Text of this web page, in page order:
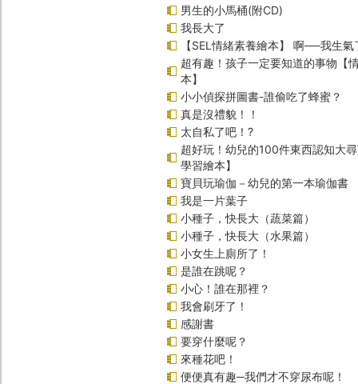
男生的小馬桶(附CD)
我長大了
【SEL情緒素養繪本】 啊──我生
超有趣！孩子一定要知道的事物【
本】
小小偵探拼圖書-誰偷吃了蜂蜜？
真是沒禮貌！！
太自私了吧！?
超好玩！幼兒的100件東西認知大
學習繪本】
寶貝玩瑜伽－幼兒的第一本瑜伽書
我是一片葉子
小種子，快長大（蔬菜篇）
小種子，快長大（水果篇）
小女生上廁所了！
是誰在跳呢？
小心！誰在那裡？
我會刷牙了！
感謝書
要穿什麼呢？
來種花吧！
便便真有趣─我們才不穿尿布呢！